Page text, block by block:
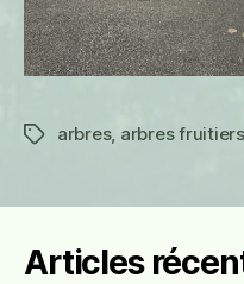
Étiquettes
arbres, arbres fruitiers
Articles